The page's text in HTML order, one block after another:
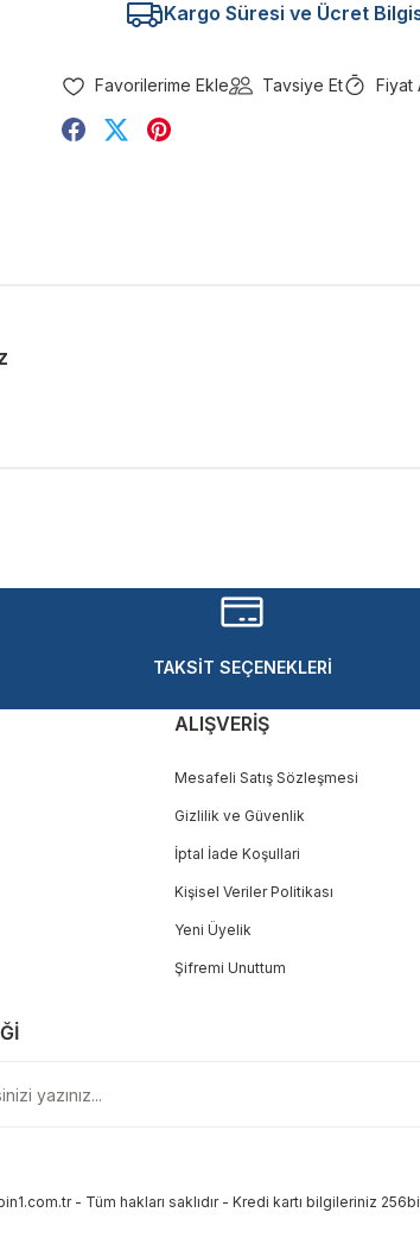
Kargo Süresi ve Ücret
Tavsiye Et Fiyat
Yorum Yaz
TAKSİT SEÇENEKLERİ
ALIŞVERİŞ
Mesafeli Satış Sözleşmesi
Gizlilik ve Güvenlik
İptal İade Koşullari
Kişisel Veriler Politikası
Yeni Üyelik
Şifremi Unuttum
- Tüm hakları saklıdır - Kredi kartı bilgileriniz